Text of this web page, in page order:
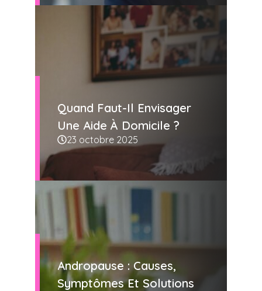
Quand Faut-Il Envisager
Une Aide À Domicile ?
23 octobre 2025
Andropause : Causes,
Symptômes Et Solutions